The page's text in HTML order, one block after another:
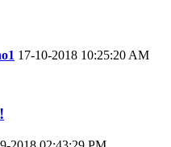
17-10-2018 10:25:20 AM